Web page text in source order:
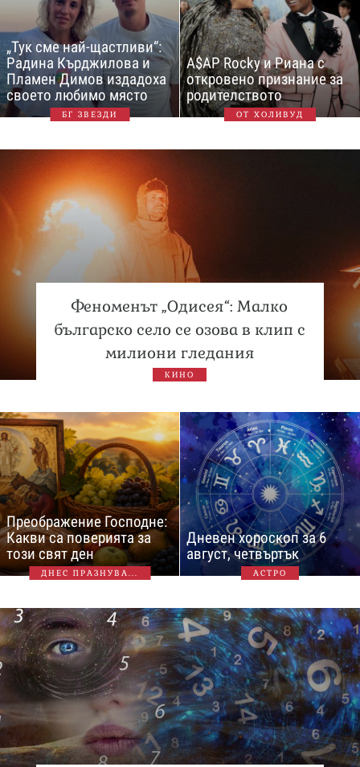
„Тук сме най-щастливи“:
Радина Кърджилова и
Пламен Димов издадоха
своето любимо място
БГ ЗВЕЗДИ
A$AP Rocky и Риана с
откровено признание за
родителството
ОТ ХОЛИВУД
Феноменът „Одисея“: Малко
българско село се озова в клип с
милиони гледания
КИНО
Преображение Господне:
Какви са поверията за
този свят ден
ДНЕС ПРАЗНУВА...
Дневен хороскоп за 6
август, четвъртък
АСТРО